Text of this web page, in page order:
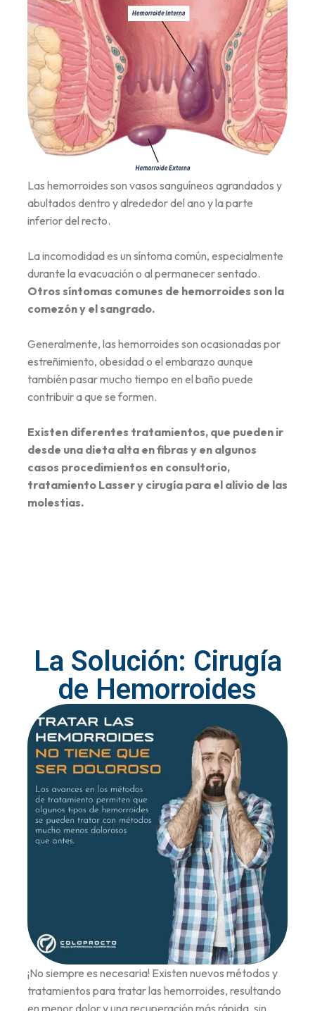
Las hemorroides son vasos sanguíneos agrandados y
abultados dentro y alrededor del ano y la parte
inferior del recto.
La incomodidad es un síntoma común, especialmente
durante la evacuación o al permanecer sentado.
Otros síntomas comunes de hemorroides son la
comezón y el sangrado.
Generalmente, las hemorroides son ocasionadas por
estreñimiento, obesidad o el embarazo aunque
también pasar mucho tiempo en el baño puede
contribuir a que se formen.
Existen diferentes tratamientos, que pueden ir
desde una dieta alta en fibras y en algunos
casos procedimientos en consultorio,
tratamiento Lasser y cirugía para el alivio de las
molestias.
La Solución: Cirugía
de Hemorroides
¡No siempre es necesaria! Existen nuevos métodos y
tratamientos para tratar las hemorroides, resultando